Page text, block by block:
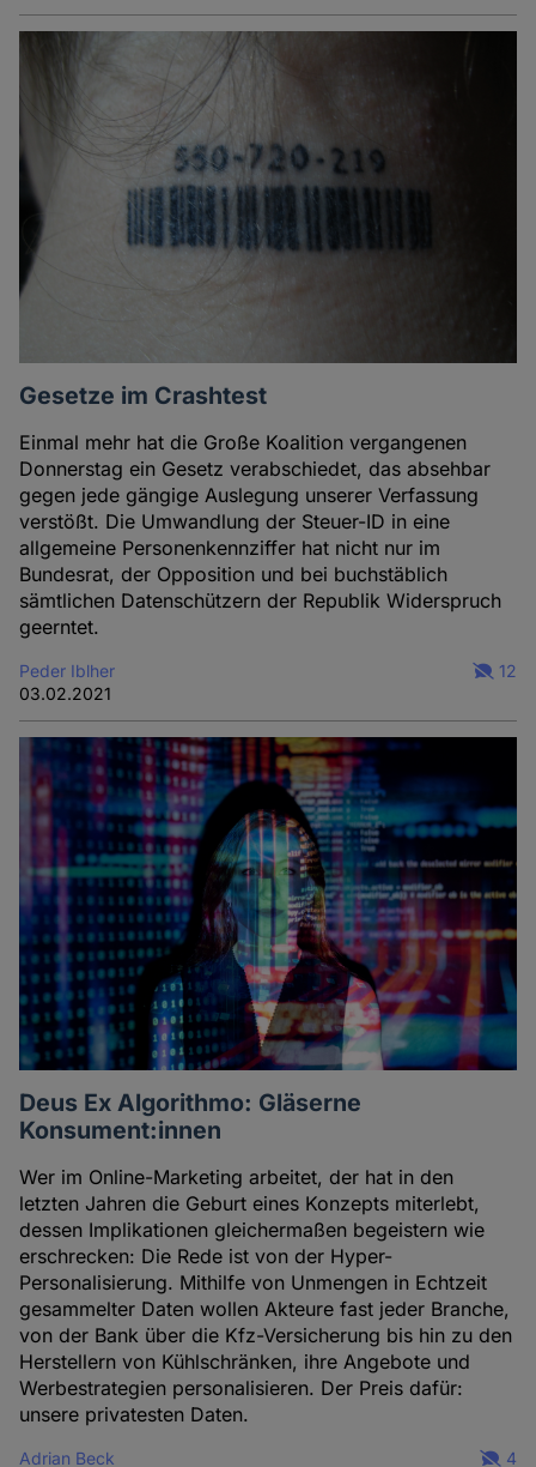
Gesetze im Crashtest
Einmal mehr hat die Große Koalition vergangenen
Donnerstag ein Gesetz verabschiedet, das absehbar
gegen jede gängige Auslegung unserer Verfassung
verstößt. Die Umwandlung der Steuer-ID in eine
allgemeine Personenkennziffer hat nicht nur im
Bundesrat, der Opposition und bei buchstäblich
sämtlichen Datenschützern der Republik Widerspruch
geerntet.
Peder Iblher
03.02.2021
12
Deus Ex Algorithmo: Gläserne
Konsument:innen
Wer im Online-Marketing arbeitet, der hat in den
letzten Jahren die Geburt eines Konzepts miterlebt,
dessen Implikationen gleichermaßen begeistern wie
erschrecken: Die Rede ist von der Hyper-
Personalisierung. Mithilfe von Unmengen in Echtzeit
gesammelter Daten wollen Akteure fast jeder Branche,
von der Bank über die Kfz-Versicherung bis hin zu den
Herstellern von Kühlschränken, ihre Angebote und
Werbestrategien personalisieren. Der Preis dafür:
unsere privatesten Daten.
Adrian Beck 4